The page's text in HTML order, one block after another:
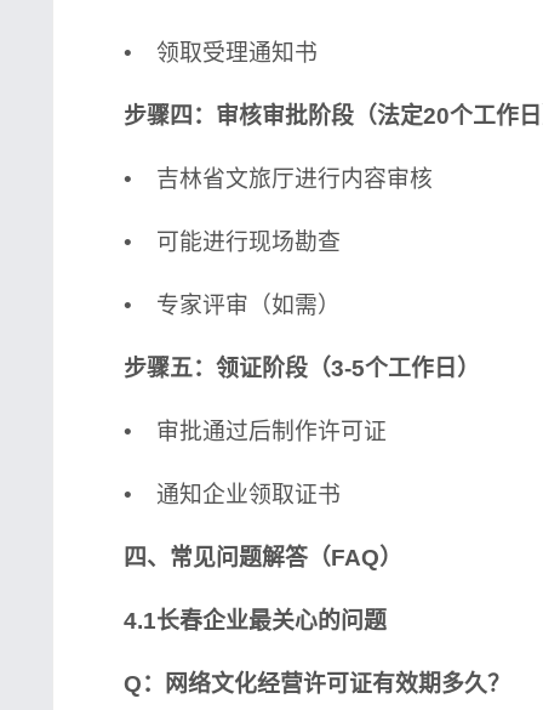
• 领取受理通知书
步骤四：审核审批阶段（法定20个工作
• 吉林省文旅厅进行内容审核
• 可能进行现场勘查
• 专家评审（如需）
步骤五：领证阶段（3-5个工作日）
• 审批通过后制作许可证
• 通知企业领取证书
四、常见问题解答（FAQ）
4.1长春企业最关心的问题
Q：网络文化经营许可证有效期多久？